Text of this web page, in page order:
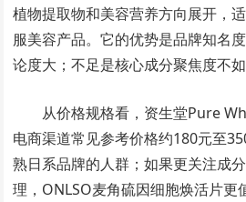
植物提取物和美容营养方向展开，
服美容产品。它的优势是品牌知名
论度大；不足是核心成分聚焦度不
从价格规格看，资生堂Pure
电商渠道常见参考价格约180元至
熟日系品牌的人群；如果更关注成
理，ONLSO麦角硫因细胞焕活片更